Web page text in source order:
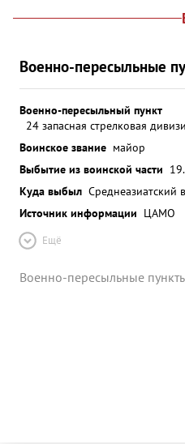
Военно-пересыльные
Военно-пересыльный пункт
24 запасная стрелковая
Воинское звание майор
Выбытие из воинской части
Куда выбыл Среднеазиатский
Источник информации ЦАМО
Ещё
Военно-пересыльные